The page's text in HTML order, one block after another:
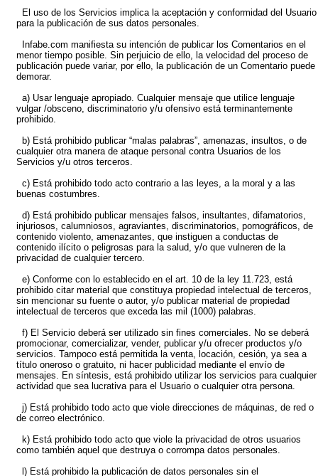
El uso de los Servicios implica la aceptación y conformidad del Usuario
para la publicación de sus datos personales.
Infabe.com manifiesta su intención de publicar los Comentarios en el
menor tiempo posible. Sin perjuicio de ello, la velocidad del proceso de
publicación puede variar, por ello, la publicación de un Comentario puede
demorar.
a) Usar lenguaje apropiado. Cualquier mensaje que utilice lenguaje
vulgar /obsceno, discriminatorio y/u ofensivo está terminantemente
prohibido.
b) Está prohibido publicar “malas palabras”, amenazas, insultos, o de
cualquier otra manera de ataque personal contra Usuarios de los
Servicios y/u otros terceros.
c) Está prohibido todo acto contrario a las leyes, a la moral y a las
buenas costumbres.
d) Está prohibido publicar mensajes falsos, insultantes, difamatorios,
injuriosos, calumniosos, agraviantes, discriminatorios, pornográficos, de
contenido violento, amenazantes, que instiguen a conductas de
contenido ilícito o peligrosas para la salud, y/o que vulneren de la
privacidad de cualquier tercero.
e) Conforme con lo establecido en el art. 10 de la ley 11.723, está
prohibido citar material que constituya propiedad intelectual de terceros,
sin mencionar su fuente o autor, y/o publicar material de propiedad
intelectual de terceros que exceda las mil (1000) palabras.
f) El Servicio deberá ser utilizado sin fines comerciales. No se deberá
promocionar, comercializar, vender, publicar y/u ofrecer productos y/o
servicios. Tampoco está permitida la venta, locación, cesión, ya sea a
título oneroso o gratuito, ni hacer publicidad mediante el envío de
mensajes. En síntesis, está prohibido utilizar los servicios para cualquier
actividad que sea lucrativa para el Usuario o cualquier otra persona.
j) Está prohibido todo acto que viole direcciones de máquinas, de red o
de correo electrónico.
k) Está prohibido todo acto que viole la privacidad de otros usuarios
como también aquel que destruya o corrompa datos personales.
l) Está prohibido la publicación de datos personales sin el